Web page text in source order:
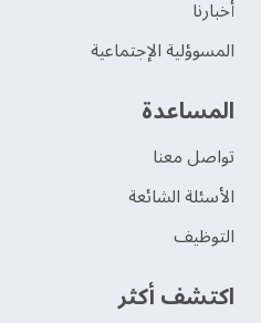
‫أخبارنا‬
المسوؤلية الإجتماعية
‫المساعدة‬
تواصل معنا
الأسئلة الشائعة
التوظيف
اكتشف أكثر